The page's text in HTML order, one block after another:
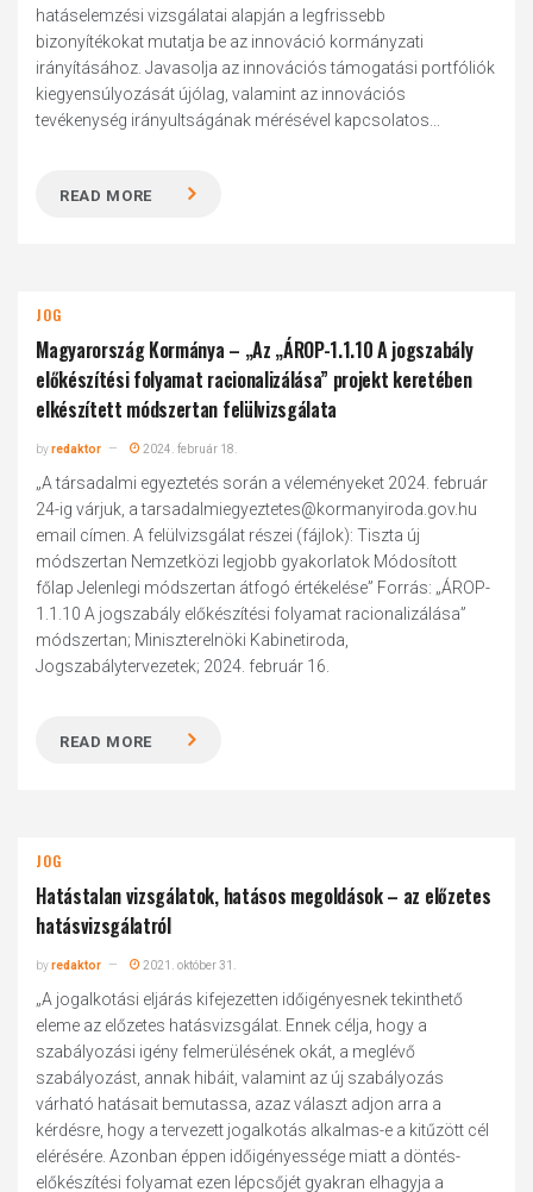
hatáselemzési vizsgálatai alapján a legfrissebb
bizonyítékokat mutatja be az innováció kormányzati
irányításához. Javasolja az innovációs támogatási portfóliók
kiegyensúlyozását újólag, valamint az innovációs
tevékenység irányultságának mérésével kapcsolatos...
READ MORE
JOG
Magyarország Kormánya – „Az „ÁROP-1.1.10 A jogszabály
előkészítési folyamat racionalizálása” projekt keretében
elkészített módszertan felülvizsgálata
byredaktor 2024. február 18.
„A társadalmi egyeztetés során a véleményeket 2024. február
24-ig várjuk, a tarsadalmiegyeztetes@kormanyiroda.gov.hu
email címen. A felülvizsgálat részei (fájlok): Tiszta új
módszertan Nemzetközi legjobb gyakorlatok Módosított
főlap Jelenlegi módszertan átfogó értékelése” Forrás: „ÁROP-
1.1.10 A jogszabály előkészítési folyamat racionalizálása”
módszertan; Miniszterelnöki Kabinetiroda,
Jogszabálytervezetek; 2024. február 16.
READ MORE
JOG
Hatástalan vizsgálatok, hatásos megoldások – az előzetes
hatásvizsgálatról
byredaktor 2021. október 31.
„A jogalkotási eljárás kifejezetten időigényesnek tekinthető
eleme az előzetes hatásvizsgálat. Ennek célja, hogy a
szabályozási igény felmerülésének okát, a meglévő
szabályozást, annak hibáit, valamint az új szabályozás
várható hatásait bemutassa, azaz választ adjon arra a
kérdésre, hogy a tervezett jogalkotás alkalmas-e a kitűzött cél
elérésére. Azonban éppen időigényessége miatt a döntés-
előkészítési folyamat ezen lépcsőjét gyakran elhagyja a